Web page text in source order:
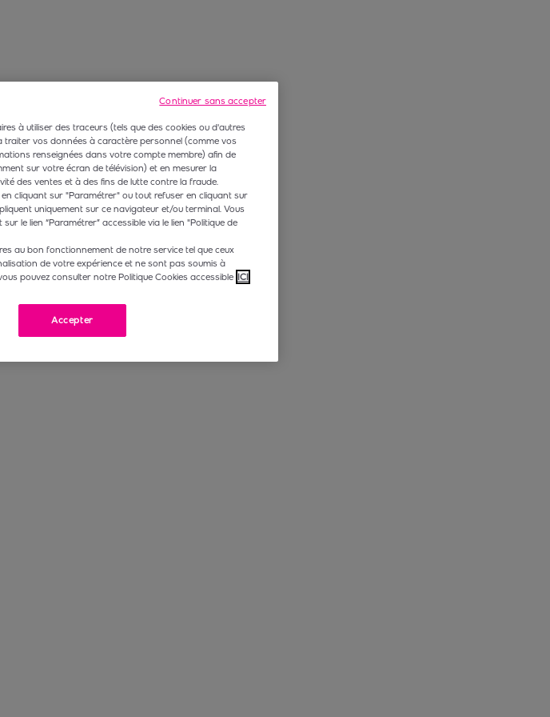
à utiliser des traceurs (tels que des cookies ou d'autres
traiter vos données à caractère personnel (comme vos
renseignées dans votre compte membre) afin de
sur votre écran de télévision) et en mesurer la
des ventes et à des fins de lutte contre la fraude.
cliquant sur "Paramétrer" ou tout refuser en cliquant sur
uniquement sur ce navigateur et/ou terminal. Vous
le lien “Paramétrer” accessible via le lien "Politique de
au bon fonctionnement de notre service tel que ceux
de votre expérience et ne sont pas soumis à
pouvez consulter notre Politique Cookies accessible ICI
Accepter
Continuer sans accepter